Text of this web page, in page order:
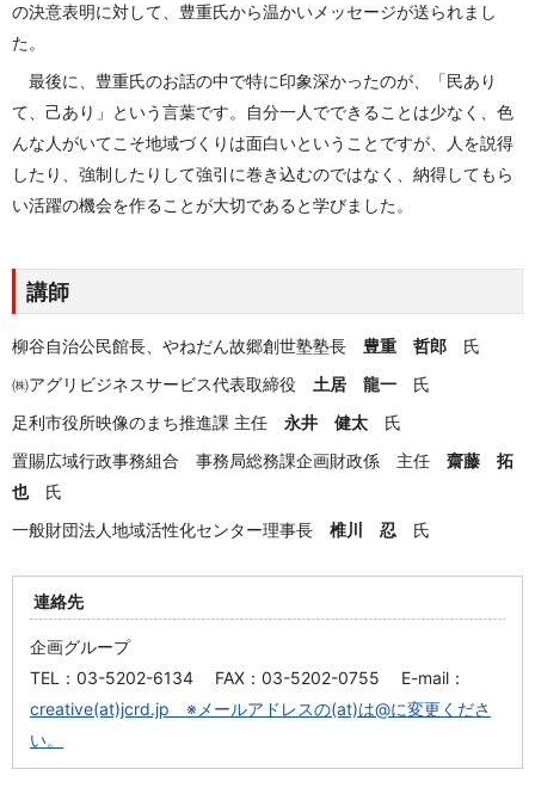
の決意表明に対して、豊重氏から温かいメッセージが送られまし
た。
最後に、豊重氏のお話の中で特に印象深かったのが、「民あり
て、己あり」という言葉です。自分一人でできることは少なく、色
んな人がいてこそ地域づくりは面白いということですが、人を説得
したり、強制したりして強引に巻き込むのではなく、納得してもら
い活躍の機会を作ることが大切であると学びました。
講師
柳谷自治公民館長、やねだん故郷創世塾塾長 豊重 哲郎 氏
㈱アグリビジネスサービス代表取締役 土居 龍一 氏
足利市役所映像のまち推進課 主任 永井 健太 氏
置賜広域行政事務組合 事務局総務課企画財政係 主任 齋藤 拓
也氏
一般財団法人地域活性化センター理事長 椎川 忍 氏
連絡先
企画グループ
TEL：03-5202-6134 FAX：03-5202-0755 E-mail：
creative(at)jcrd.jp ※メールアドレスの(at)は@に変更くださ
い。